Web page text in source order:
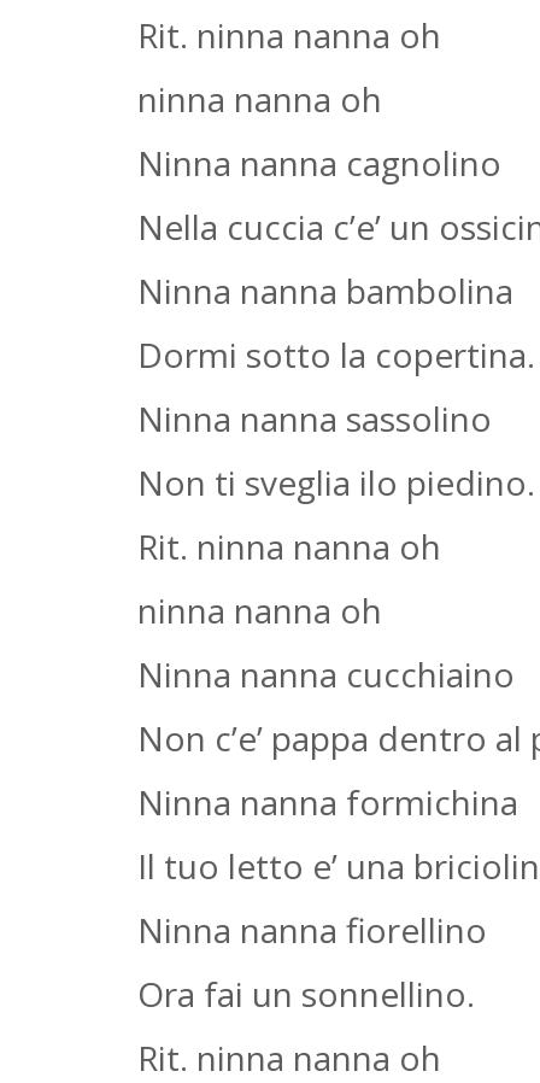
Rit. ninna nanna oh
ninna nanna oh
Ninna nanna cagnolino
Nella cuccia c’e’ un
Ninna nanna bambolina
Dormi sotto la copertina.
Ninna nanna sassolino
Non ti sveglia ilo piedino.
Rit. ninna nanna oh
ninna nanna oh
Ninna nanna cucchiaino
Non c’e’ pappa dentro
Ninna nanna formichina
Il tuo letto e’ una
Ninna nanna fiorellino
Ora fai un sonnellino.
Rit. ninna nanna oh